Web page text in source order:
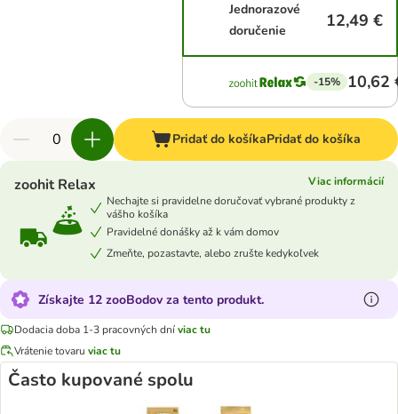
Jednorazové
doručenie
12,49 €
-15% 10,62
Pridať do košíkaPridať do košíka
zoohit Relax
Viac informácií
Nechajte si pravidelne doručovať vybrané produkty z
vášho košíka
Pravidelné donášky až k vám domov
Zmeňte, pozastavte, alebo zrušte kedykoľvek
Získajte 12 zooBodov za tento produkt.
Dodacia doba 1-3 pracovných dníviac tu
Vrátenie tovaru viac tu
Často kupované spolu